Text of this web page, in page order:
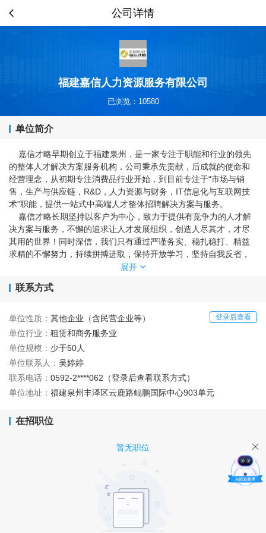
公司详情
福建嘉信人力资源服务有限公司
已浏览：10580
单位简介
嘉信才略早期创立于福建泉州，是一家专注于职能和行业的领先
的整体人才解决方案服务机构，公司秉承先贡献，后成就的使命和
经营理念，从初期专注消费品行业开始，到目前专注于“市场与销
售，生产与供应链，R&D，人力资源与财务，IT信息化与互联网技
术”职能，提供一站式中高端人才整体招聘解决方案与服务。
嘉信才略长期坚持以客户为中心，致力于提供有竞争力的人才解
决方案与服务，不懈的追求让人才发展组织，创造人尽其才，才尽
其用的世界！同时深信，我们只有通过严谨务实、稳扎稳打、精益
求精的不懈努力，持续拼搏进取，保持开放学习，坚持自我反省，
崇尚行动与持续改进，才能使我们成为快速响应、高品质、服务
展开
联系方式
登录后查看
单位性质： 其他企业（含民营企业等）
单位行业： 租赁和商务服务业
单位规模： 少于50人
单位联系人： 吴婷婷
联系电话： 0592-2****062（登录后查看联系方式）
单位地址： 福建泉州丰泽区云鹿路鲲鹏国际中心903单元
在招职位
暂无职位